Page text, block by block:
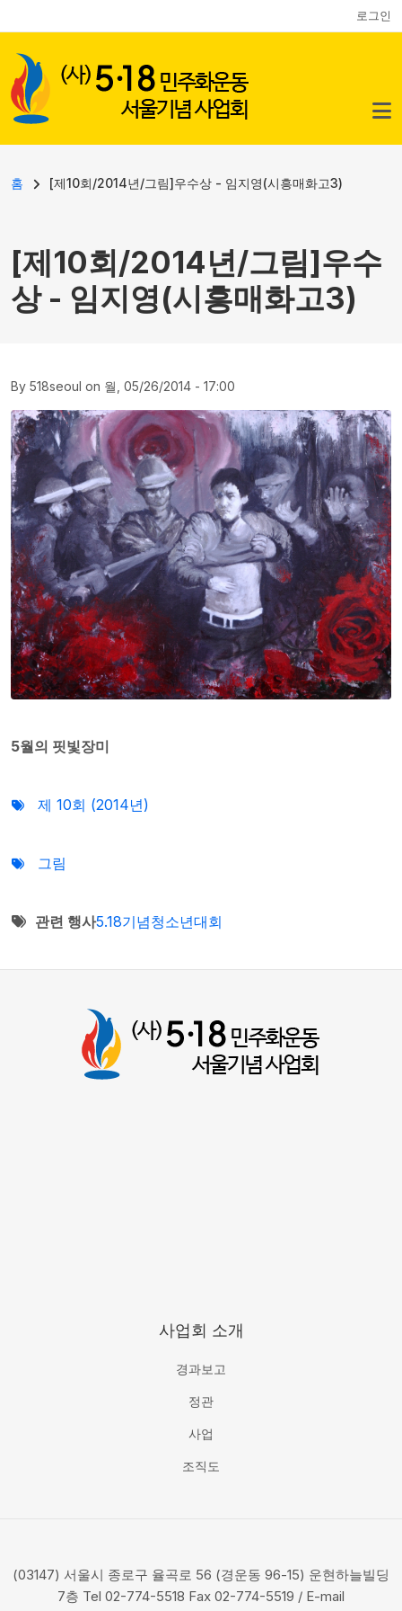
로그인
이동 경로
홈 [제10회/2014년/그림]우수상 - 임지영(시흥매화고3)
[제10회/2014년/그림]우수
상 - 임지영(시흥매화고3)
By 518seoul on 월, 05/26/2014 - 17:00
5월의 핏빛장미
제 10회 (2014년)
그림
관련 행사5.18기념청소년대회
사업회 소개
경과보고
정관
사업
조직도
(03147) 서울시 종로구 율곡로 56 (경운동 96-15) 운현하늘빌딩
7층 Tel 02-774-5518 Fax 02-774-5519 / E-mail